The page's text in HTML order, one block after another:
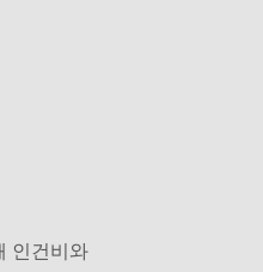
인건비와